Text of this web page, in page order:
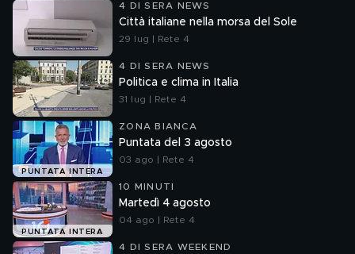
4 DI SERA NEWS
Città italiane nella morsa del Sole
29 lug | Rete 4
4 DI SERA NEWS
Politica e clima in Italia
31 lug | Rete 4
PUNTATA INTERA
ZONA BIANCA
Puntata del 3 agosto
03 ago | Rete 4
PUNTATA INTERA
10 MINUTI
Martedì 4 agosto
04 ago | Rete 4
4 DI SERA WEEKEND